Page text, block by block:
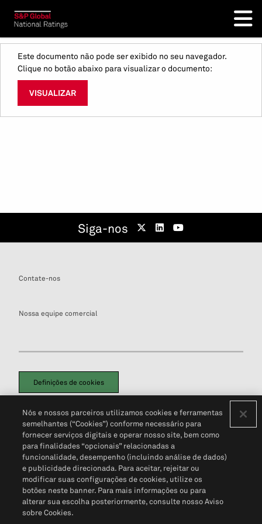
Este documento não pode ser exibido no seu navegador.
Clique no botão abaixo para visualizar o documento:
VISUALIZAR
Siga-nos
Contate-nos
Nossa equipe comercial
Definições de cookies
Política de PrivacidadePortal de privacidade do cliente (em inglês)
Não Venda Minhas Informações Pessoais© 2026 S&P Global
Nós e nossos parceiros utilizamos cookies e ferramentas
semelhantes (“Cookies”) conforme necessário para
fornecer serviços digitais e operar nosso site, bem como
para finalidades “opcionais” relacionadas a
funcionalidade, desempenho (incluindo análise de dados)
e publicidade direcionada. Para aceitar, rejeitar ou
modificar suas configurações de cookies, utilize os
botões neste banner. Para mais informações ou para
alterar sua escolha posteriormente, consulte nosso Aviso
sobre Cookies.